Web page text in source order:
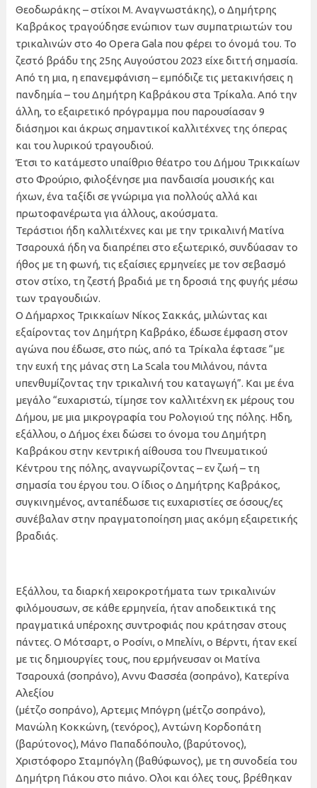
Θεοδωράκης – στίχοι Μ. Αναγνωστάκης), ο Δημήτρης
Καβράκος τραγούδησε ενώπιον των συμπατριωτών του
τρικαλινών στο 4ο Opera Gala που φέρει το όνομά του. Το
ζεστό βράδυ της 25ης Αυγούστου 2023 είχε διττή σημασία.
Από τη μια, η επανεμφάνιση – εμπόδιζε τις μετακινήσεις η
πανδημία – του Δημήτρη Καβράκου στα Τρίκαλα. Από την
άλλη, το εξαιρετικό πρόγραμμα που παρουσίασαν 9
διάσημοι και άκρως σημαντικοί καλλιτέχνες της όπερας
και του λυρικού τραγουδιού.
Έτσι το κατάμεστο υπαίθριο θέατρο του Δήμου Τρικκαίων
στο Φρούριο, φιλοξένησε μια πανδαισία μουσικής και
ήχων, ένα ταξίδι σε γνώριμα για πολλούς αλλά και
πρωτοφανέρωτα για άλλους, ακούσματα.
Τεράστιοι ήδη καλλιτέχνες και με την τρικαλινή Ματίνα
Τσαρουχά ήδη να διαπρέπει στο εξωτερικό, συνδύασαν το
ήθος με τη φωνή, τις εξαίσιες ερμηνείες με τον σεβασμό
στον στίχο, τη ζεστή βραδιά με τη δροσιά της φυγής μέσω
των τραγουδιών.
Ο Δήμαρχος Τρικκαίων Νίκος Σακκάς, μιλώντας και
εξαίροντας τον Δημήτρη Καβράκο, έδωσε έμφαση στον
αγώνα που έδωσε, στο πώς, από τα Τρίκαλα έφτασε “με
την ευχή της μάνας στη La Scala του Μιλάνου, πάντα
υπενθυμίζοντας την τρικαλινή του καταγωγή”. Και με ένα
μεγάλο “ευχαριστώ, τίμησε τον καλλιτέχνη εκ μέρους του
Δήμου, με μια μικρογραφία του Ρολογιού της πόλης. Ηδη,
εξάλλου, ο Δήμος έχει δώσει το όνομα του Δημήτρη
Καβράκου στην κεντρική αίθουσα του Πνευματικού
Κέντρου της πόλης, αναγνωρίζοντας – εν ζωή – τη
σημασία του έργου του. Ο ίδιος ο Δημήτρης Καβράκος,
συγκινημένος, ανταπέδωσε τις ευχαριστίες σε όσους/ες
συνέβαλαν στην πραγματοποίηση μιας ακόμη εξαιρετικής
βραδιάς.
Εξάλλου, τα διαρκή χειροκροτήματα των τρικαλινών
φιλόμουσων, σε κάθε ερμηνεία, ήταν αποδεικτικά της
πραγματικά υπέροχης συντροφιάς που κράτησαν στους
πάντες. Ο Μότσαρτ, ο Ροσίνι, ο Μπελίνι, ο Βέρντι, ήταν εκεί
με τις δημιουργίες τους, που ερμήνευσαν οι Ματίνα
Τσαρουχά (σοπράνο), Αννυ Φασσέα (σοπράνο), Κατερίνα
Αλεξίου
(μέτζο σοπράνο), Αρτεμις Μπόγρη (μέτζο σοπράνο),
Μανώλη Κοκκώνη, (τενόρος), Αντώνη Κορδοπάτη
(βαρύτονος), Μάνο Παπαδόπουλο, (βαρύτονος),
Χριστόφορο Σταμπόγλη (βαθύφωνος), με τη συνοδεία του
Δημήτρη Γιάκου στο πιάνο. Ολοι και όλες τους, βρέθηκαν